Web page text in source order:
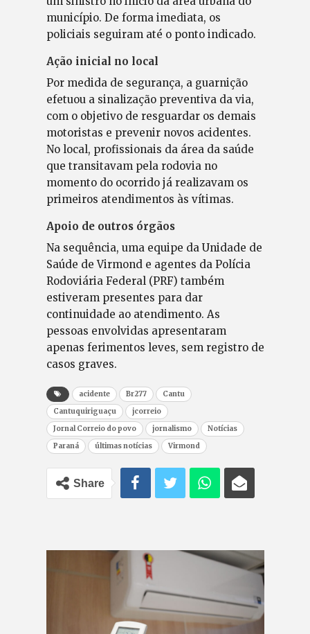
município. De forma imediata, os
policiais seguiram até o ponto indicado.
Ação inicial no local
Por medida de segurança, a guarnição
efetuou a sinalização preventiva da via,
com o objetivo de resguardar os demais
motoristas e prevenir novos acidentes.
No local, profissionais da área da saúde
que transitavam pela rodovia no
momento do ocorrido já realizavam os
primeiros atendimentos às vítimas.
Apoio de outros órgãos
Na sequência, uma equipe da Unidade de
Saúde de Virmond e agentes da Polícia
Rodoviária Federal (PRF) também
estiveram presentes para dar
continuidade ao atendimento. As
pessoas envolvidas apresentaram
apenas ferimentos leves, sem registro de
casos graves.
acidente Br277
Cantu
Cantuquiriguaçu
jcorreio
Jornal Correio do povo
jornalismo
Notícias
Paraná
últimas notícias Virmond
Share